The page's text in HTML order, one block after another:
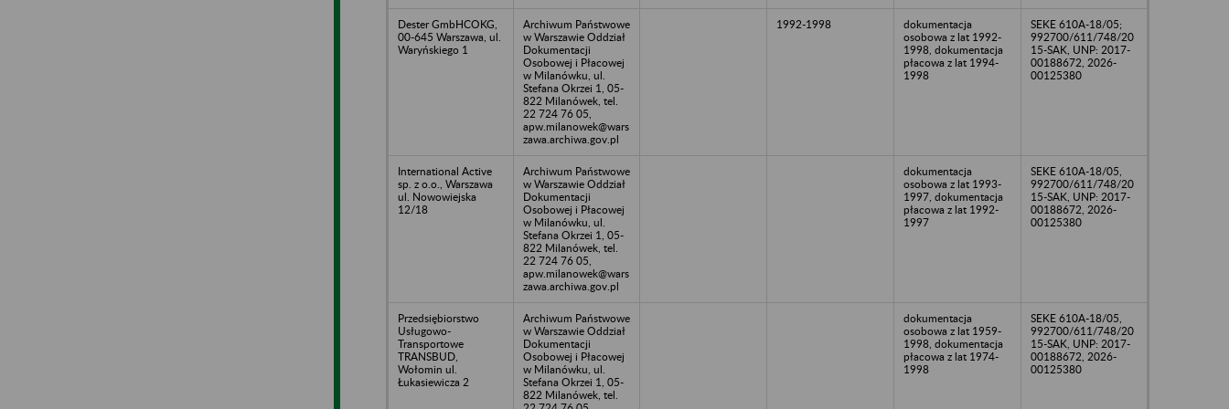
Dester GmbHCOKG,
00-645 Warszawa, ul.
Waryńskiego 1
Archiwum Państwowe
w Warszawie Oddział
Dokumentacji
Osobowej i Płacowej
w Milanówku, ul.
Stefana Okrzei 1, 05-
822 Milanówek, tel.
22 724 76 05,
apw.milanowek@wars
zawa.archiwa.gov.pl
1992-1998
dokumentacja
osobowa z lat 1992-
1998, dokumentacja
płacowa z lat 1994-
1998
SEKE 610A-18/05;
992700/611/748/20
15-SAK, UNP: 2017-
00188672, 2026-
00125380
International Active
sp. z o.o., Warszawa
ul. Nowowiejska
12/18
Archiwum Państwowe
w Warszawie Oddział
Dokumentacji
Osobowej i Płacowej
w Milanówku, ul.
Stefana Okrzei 1, 05-
822 Milanówek, tel.
22 724 76 05,
apw.milanowek@wars
zawa.archiwa.gov.pl
dokumentacja
osobowa z lat 1993-
1997, dokumentacja
płacowa z lat 1992-
1997
SEKE 610A-18/05,
992700/611/748/20
15-SAK, UNP: 2017-
00188672, 2026-
00125380
Przedsiębiorstwo
Usługowo-
Transportowe
TRANSBUD,
Wołomin ul.
Łukasiewicza 2
Archiwum Państwowe
w Warszawie Oddział
Dokumentacji
Osobowej i Płacowej
w Milanówku, ul.
Stefana Okrzei 1, 05-
822 Milanówek, tel.
dokumentacja
osobowa z lat 1959-
1998, dokumentacja
płacowa z lat 1974-
1998
SEKE 610A-18/05,
992700/611/748/20
15-SAK, UNP: 2017-
00188672, 2026-
00125380